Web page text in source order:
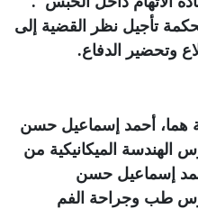
تأجيل نظر القضية إلى
.
هما، أحمد إسماعيل حسن
الهندسة الميكانيكية من
إسماعيل حسن
طب وجراحة الفم